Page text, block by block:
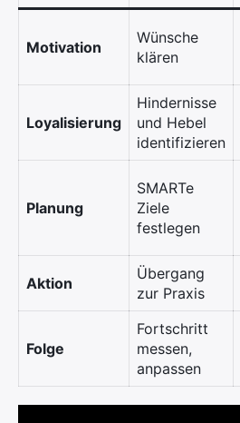
Motivation
Wünsche
klären
Loyalisierung
Hindernisse
und Hebel
identifizieren
Planung
SMARTe
Ziele
festlegen
Aktion
Übergang
zur Praxis
Folge
Fortschritt
messen,
anpassen